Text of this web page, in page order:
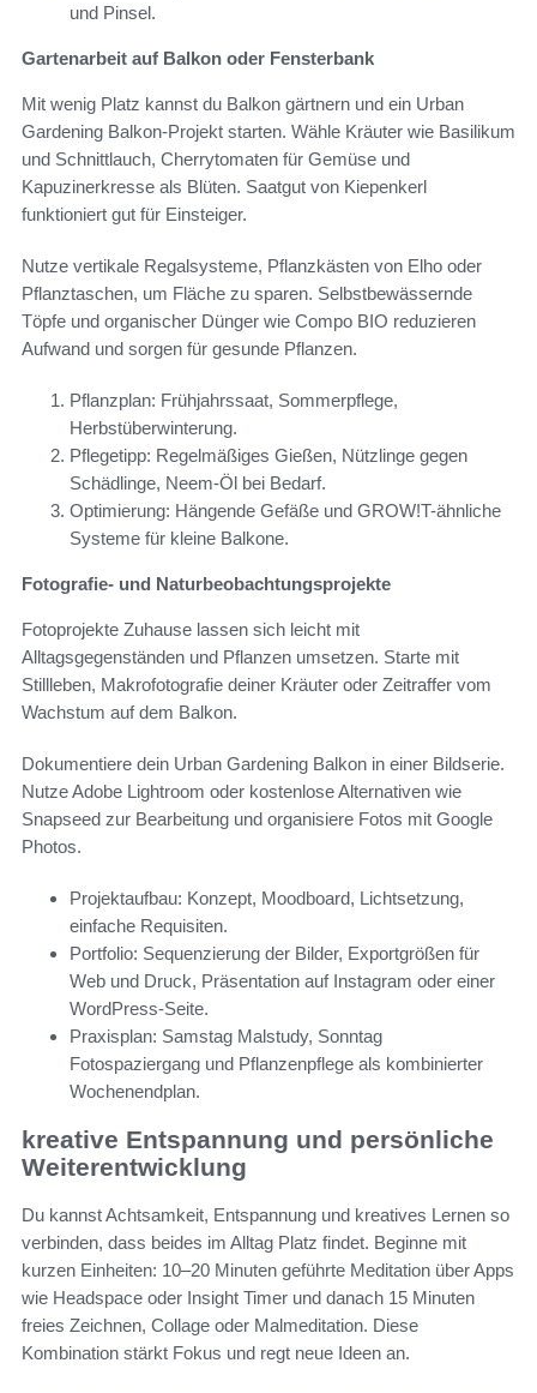
und Pinsel.
Gartenarbeit auf Balkon oder Fensterbank
Mit wenig Platz kannst du Balkon gärtnern und ein Urban
Gardening Balkon-Projekt starten. Wähle Kräuter wie Basilikum
und Schnittlauch, Cherrytomaten für Gemüse und
Kapuzinerkresse als Blüten. Saatgut von Kiepenkerl
funktioniert gut für Einsteiger.
Nutze vertikale Regalsysteme, Pflanzkästen von Elho oder
Pflanztaschen, um Fläche zu sparen. Selbstbewässernde
Töpfe und organischer Dünger wie Compo BIO reduzieren
Aufwand und sorgen für gesunde Pflanzen.
Pflanzplan: Frühjahrssaat, Sommerpflege,
Herbstüberwinterung.
Pflegetipp: Regelmäßiges Gießen, Nützlinge gegen
Schädlinge, Neem-Öl bei Bedarf.
Optimierung: Hängende Gefäße und GROW!T-ähnliche
Systeme für kleine Balkone.
Fotografie- und Naturbeobachtungsprojekte
Fotoprojekte Zuhause lassen sich leicht mit
Alltagsgegenständen und Pflanzen umsetzen. Starte mit
Stillleben, Makrofotografie deiner Kräuter oder Zeitraffer vom
Wachstum auf dem Balkon.
Dokumentiere dein Urban Gardening Balkon in einer Bildserie.
Nutze Adobe Lightroom oder kostenlose Alternativen wie
Snapseed zur Bearbeitung und organisiere Fotos mit Google
Photos.
Projektaufbau: Konzept, Moodboard, Lichtsetzung,
einfache Requisiten.
Portfolio: Sequenzierung der Bilder, Exportgrößen für
Web und Druck, Präsentation auf Instagram oder einer
WordPress-Seite.
Praxisplan: Samstag Malstudy, Sonntag
Fotospaziergang und Pflanzenpflege als kombinierter
Wochenendplan.
kreative Entspannung und persönliche
Weiterentwicklung
Du kannst Achtsamkeit, Entspannung und kreatives Lernen so
verbinden, dass beides im Alltag Platz findet. Beginne mit
kurzen Einheiten: 10–20 Minuten geführte Meditation über Apps
wie Headspace oder Insight Timer und danach 15 Minuten
freies Zeichnen, Collage oder Malmeditation. Diese
Kombination stärkt Fokus und regt neue Ideen an.